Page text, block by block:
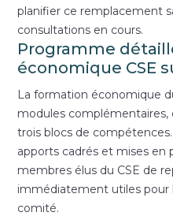
planifier ce remplacement
consultations en cours.
Programme
économique CSE
La formation économique
modules
trois blocs de compétences.
apports cadrés et mises en
membres élus du CSE de
immédiatement utiles
comité.